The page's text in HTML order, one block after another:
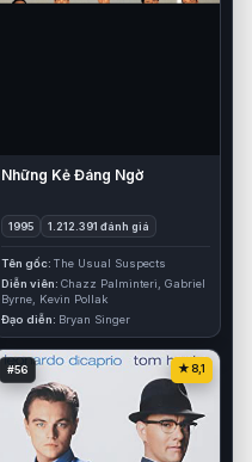
Những Kẻ Đáng Ngờ
1995 1.212.391 đánh giá
Tên gốc The Usual Suspects
Diễn viên Chazz Palminteri, Gabriel
Byrne, Kevin Pollak
Đạo diễn
Bryan Singer
#56 8,1